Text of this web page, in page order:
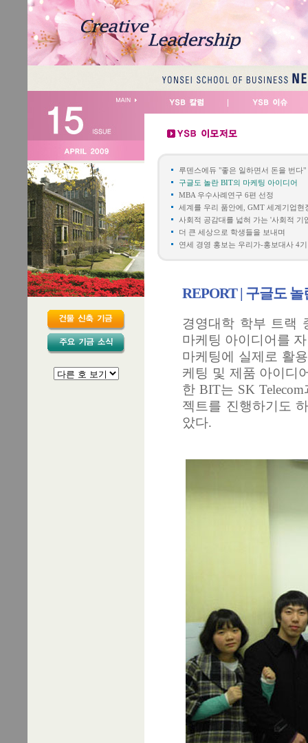
루덴스에듀 "좋은 일하면서 돈을 번다"
구글도 놀란 BIT의 마케팅 아이디어
MBA 우수사례연구 6편 선정
세계를 우리 품안에, GMT 세계기업현
사회적 공감대를 넓혀 가는 '사회적 기
더 큰 세상으로 학생들을 보내며
연세 경영 홍보는 우리가-홍보대사 4
REPORT | 구글도
경영대학 학부 트랙
마케팅 아이디어를
마케팅에 실제로 활
케팅 및 제품 아이디
한 BIT는 SK
젝트를 진행하기도
았다.